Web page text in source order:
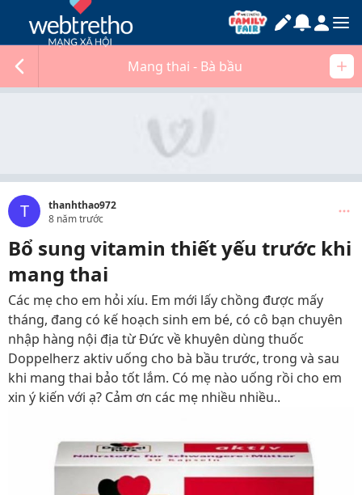
Mang thai - Bà bầu
T
thanhthao972
8 năm trước
Bổ sung vitamin thiết yếu trước khi
mang thai
Các mẹ cho em hỏi xíu. Em mới lấy chồng được mấy
tháng, đang có kế hoạch sinh em bé, có cô bạn chuyên
nhập hàng nội địa từ Đức về khuyên dùng thuốc
Doppelherz aktiv uống cho bà bầu trước, trong và sau
khi mang thai bảo tốt lắm. Có mẹ nào uống rồi cho em
xin ý kiến với ạ? Cảm ơn các mẹ nhiều nhiều..